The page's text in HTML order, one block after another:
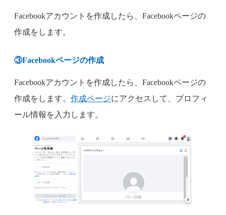
Facebookアカウントを作成したら、Facebookページの
作成をします。
③Facebookページの作成
Facebookアカウントを作成したら、Facebookページの
作成をします。 作成ページにアクセスして、プロフィ
ール情報を入力します。